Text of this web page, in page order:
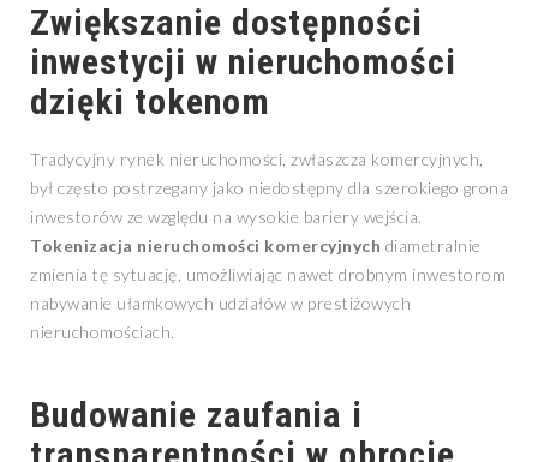
Zwiększanie dostępności
inwestycji w nieruchomości
dzięki tokenom
Tradycyjny rynek nieruchomości, zwłaszcza komercyjnych,
był często postrzegany jako niedostępny dla szerokiego grona
inwestorów ze względu na wysokie bariery wejścia.
Tokenizacja nieruchomości komercyjnych diametralnie
zmienia tę sytuację, umożliwiając nawet drobnym inwestorom
nabywanie ułamkowych udziałów w prestiżowych
nieruchomościach.
Budowanie zaufania i